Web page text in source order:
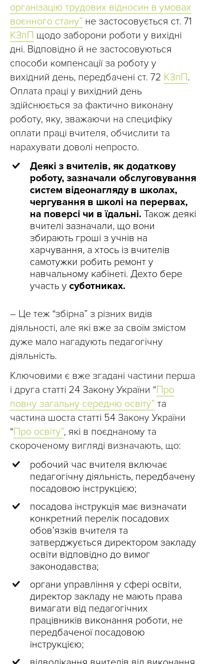
організацію трудових відносин в умовах
воєнного стану” не застосовується ст. 71
КЗпП щодо заборони роботи у вихідні
дні. Відповідно й не застосовуються
способи компенсації за роботу у
вихідний день, передбачені ст. 72 КЗпП.
Оплата праці у вихідний день
здійснюється за фактично виконану
роботу, яку, зважаючи на специфіку
оплати праці вчителя, обчислити та
нарахувати доволі непросто.
Деякі з вчителів, як додаткову
роботу, зазначали обслуговування
систем відеонагляду в школах,
чергування в школі на перервах,
на поверсі чи в їдальні. Також деякі
вчителі зазначали, що вони
збирають гроші з учнів на
харчування, а хтось із вчителів
самотужки робить ремонт у
навчальному кабінеті. Дехто бере
участь у суботниках.
– Це теж “збірна” з різних видів
діяльності, але які вже за своїм змістом
дуже мало нагадують педагогічну
діяльність.
Ключовими є вже згадані частини перша
і друга статті 24 Закону України “Про
повну загальну середню освіту” та
частина шоста статті 54 Закону України
“Про освіту”, які в поєднаному та
скороченому вигляді визначають, що:
робочий час вчителя включає
педагогічну діяльність, передбачену
посадовою інструкцією;
посадова інструкція має визначати
конкретний перелік посадових
обов’язків вчителя та
затверджується директором закладу
освіти відповідно до вимог
законодавства;
органи управління у сфері освіти,
директор закладу не мають права
вимагати від педагогічних
працівників виконання роботи, не
передбаченої посадовою
інструкцією;